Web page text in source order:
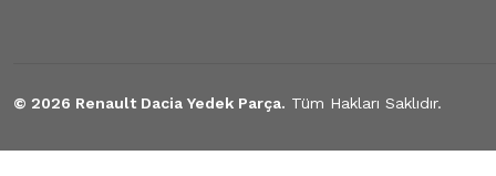
© 2026 Renault Dacia Yedek Parça. Tüm Hakları Saklıdır.